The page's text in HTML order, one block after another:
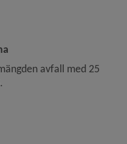
avfall med 25